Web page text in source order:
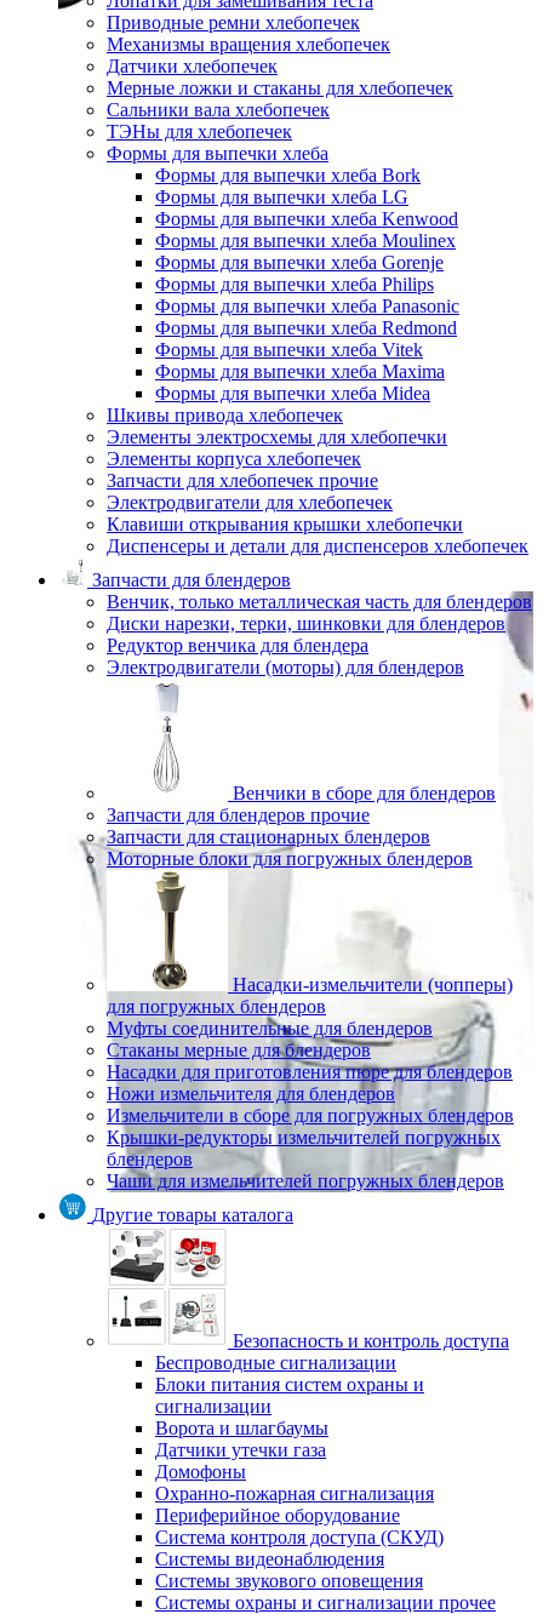
Приводные ремни хлебопечек
Механизмы вращения хлебопечек
Датчики хлебопечек
Мерные ложки и стаканы для хлебопечек
Сальники вала хлебопечек
ТЭНы для хлебопечек
Формы для выпечки хлеба
Формы для выпечки хлеба Bork
Формы для выпечки хлеба LG
Формы для выпечки хлеба Kenwood
Формы для выпечки хлеба Moulinex
Формы для выпечки хлеба Gorenje
Формы для выпечки хлеба Philips
Формы для выпечки хлеба Panasonic
Формы для выпечки хлеба Redmond
Формы для выпечки хлеба Vitek
Формы для выпечки хлеба Maxima
Формы для выпечки хлеба Midea
Шкивы привода хлебопечек
Элементы электросхемы для хлебопечки
Элементы корпуса хлебопечек
Запчасти для хлебопечек прочие
Электродвигатели для хлебопечек
Клавиши открывания крышки хлебопечки
Диспенсеры и детали для диспенсеров хлебопечек
Запчасти для блендеров
Венчик, только металлическая часть для блендеров
Диски нарезки, терки, шинковки для блендеров
Редуктор венчика для блендера
Электродвигатели (моторы) для блендеров
Венчики в сборе для блендеров
Запчасти для блендеров прочие
Запчасти для стационарных блендеров
Моторные блоки для погружных блендеров
Насадки-измельчители (чопперы)
для погружных блендеров
Муфты соединительные для блендеров
Стаканы мерные для блендеров
Насадки для приготовления пюре для блендеров
Ножи измельчителя для блендеров
Измельчители в сборе для погружных блендеров
Крышки-редукторы измельчителей погружных
блендеров
Чаши для измельчителей погружных блендеров
Другие товары каталога
Безопасность и контроль доступа
Беспроводные сигнализации
Блоки питания систем охраны и
сигнализации
Ворота и шлагбаумы
Датчики утечки газа
Домофоны
Охранно-пожарная сигнализация
Периферийное оборудование
Система контроля доступа (СКУД)
Системы видеонаблюдения
Системы звукового оповещения
Системы охраны и сигнализации прочее